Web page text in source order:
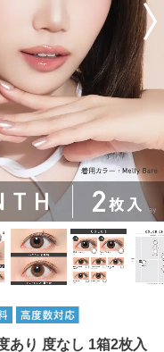
あり 度なし 1箱2枚入